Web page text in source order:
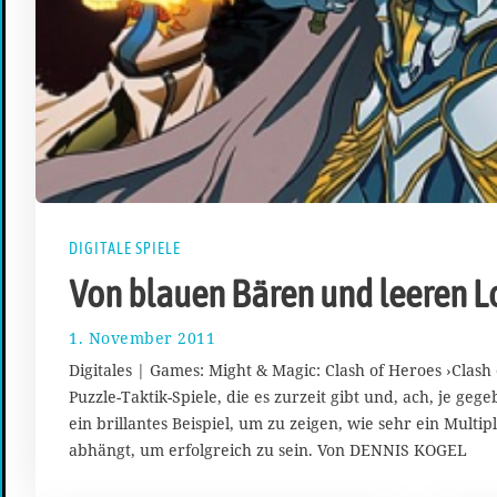
DIGITALE SPIELE
Von blauen Bären und leeren
1. November 2011
0
.
S
e
p
Digitales | Games: Might & Magic: Clash of Heroes
Puzzle-Taktik-Spiele, die es zurzeit gibt und, ach, je
ein brillantes Beispiel, um zu zeigen, wie sehr ein
abhängt, um erfolgreich zu sein. Von DENNIS KOGEL